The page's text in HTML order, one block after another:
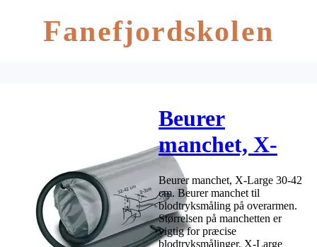
Fanefjordskolen
Beurer
manchet, X-
Large 30-42
cm
Beurer manchet, X-Large 30-42
cm. Beurer manchet til
blodtryksmåling på overarmen.
Størrelsen på manchetten er
vigtig for præcise
blodtryksmålinger. X-Large